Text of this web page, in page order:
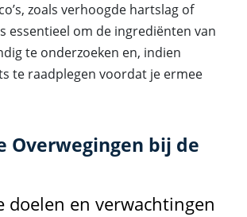
zoals verhoogde hartslag of
essentieel om de ingrediënten van
te onderzoeken en, indien
te raadplegen voordat je ermee
Overwegingen bij de
doelen en verwachtingen